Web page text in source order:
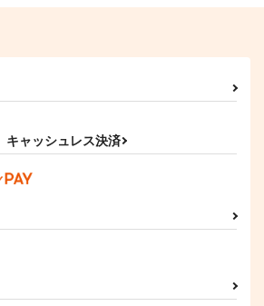
bibi
五条悟×虎杖悠仁
サンプル
キャッシュレス決済